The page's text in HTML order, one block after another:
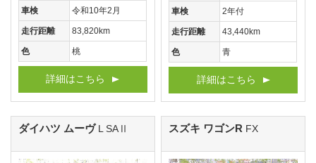
車検 令和10年2月
走行距離 83,820km
色 桃
詳細はこちら
車検 2年付
走行距離 43,440km
色 青
詳細はこちら
ダイハツ ムーヴ L SAⅡ スズキ ワゴンR FX